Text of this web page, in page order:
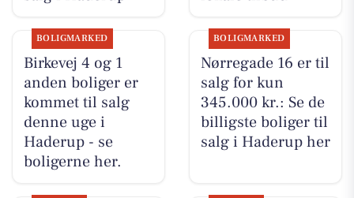
BOLIGMARKED
Birkevej 4 og 1
anden boliger er
kommet til salg
denne uge i
Haderup - se
boligerne her.
BOLIGMARKED
Nørregade 16 er til
salg for kun
345.000 kr.: Se de
billigste boliger til
salg i Haderup her